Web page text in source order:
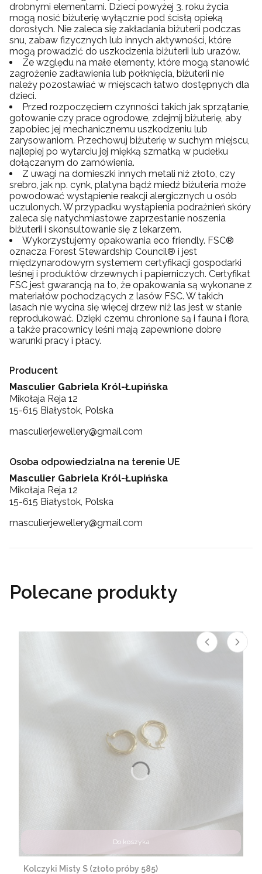
drobnymi elementami. Dzieci powyżej 3. roku życia
mogą nosić biżuterię wyłącznie pod ścisłą opieką
dorosłych. Nie zaleca się zakładania biżuterii podczas
snu, zabaw fizycznych lub innych aktywności, które
mogą prowadzić do uszkodzenia biżuterii lub urazów.
Ze względu na małe elementy, które mogą stanowić
zagrożenie zadławienia lub połknięcia, biżuterii nie
należy pozostawiać w miejscach łatwo dostępnych dla
dzieci.
Przed rozpoczęciem czynności takich jak sprzątanie,
gotowanie czy prace ogrodowe, zdejmij biżuterię, aby
zapobiec jej mechanicznemu uszkodzeniu lub
zarysowaniom. Przechowuj biżuterię w suchym miejscu,
najlepiej po wytarciu jej miękką szmatką w pudełku
dołączanym do zamówienia.
Z uwagi na domieszki innych metali niż złoto, czy
srebro, jak np. cynk, platyna bądź miedź biżuteria może
powodować wystąpienie reakcji alergicznych u osób
uczulonych. W przypadku wystąpienia podrażnień skóry
zaleca się natychmiastowe zaprzestanie noszenia
biżuterii i skonsultowanie się z lekarzem.
Wykorzystujemy opakowania eco friendly. FSC®
oznacza Forest Stewardship Council® i jest
międzynarodowym systemem certyfikacji gospodarki
leśnej i produktów drzewnych i papierniczych. Certyfikat
FSC jest gwarancją na to, że opakowania są wykonane z
materiałów pochodzących z lasów FSC. W takich
lasach nie wycina się więcej drzew niż las jest w stanie
reprodukować. Dzięki czemu chronione są i fauna i flora,
a także pracownicy leśni mają zapewnione dobre
warunki pracy i płacy.
Producent
Masculier Gabriela Król-Łupińska
Mikołaja Reja 12
15-615 Białystok, Polska
masculierjewellery@gmail.com
Osoba odpowiedzialna na terenie UE
Masculier Gabriela Król-Łupińska
Mikołaja Reja 12
15-615 Białystok, Polska
masculierjewellery@gmail.com
Polecane produkty
Do koszyka
Kolczyki Misty S (złoto próby 585)